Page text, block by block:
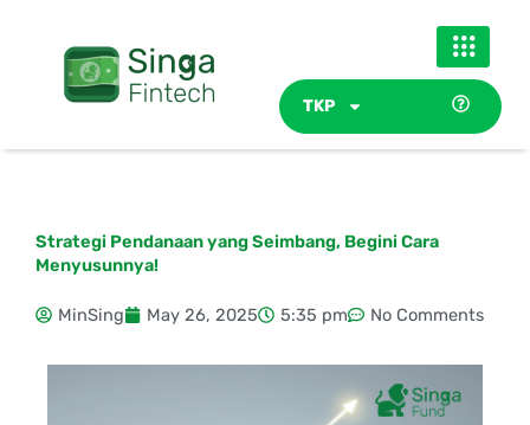
TKP
Strategi Pendanaan yang Seimbang, Begini Cara
Menyusunnya!
MinSing May 26, 2025 5:35 pm No Comments